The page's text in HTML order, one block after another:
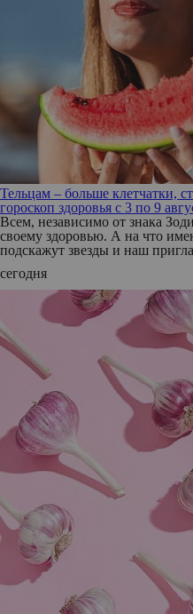
Тельцам – больше клетчатки,
гороскоп здоровья с 3 по 9
Всем, независимо от знака
своему здоровью. А на что
подскажут звезды и наш
сегодня